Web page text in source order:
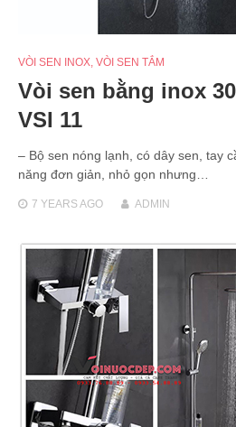
VÒI SEN INOX, VÒI SEN TẮM
Vòi sen bằng inox
VSI 11
– Bộ sen nóng lạnh, có dây sen, tay
năng đơn giản, nhỏ gọn nhưng…
7 YEARSAGO ADMIN